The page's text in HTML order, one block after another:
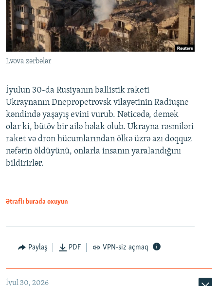
Lvova zərbələr
İyulun 30-da Rusiyanın ballistik raketi
Ukraynanın Dnepropetrovsk vilayətinin Radiuşne
kəndində yaşayış evini vurub. Nəticədə, demək
olar ki, bütöv bir ailə həlak olub. Ukrayna rəsmiləri
raket və dron hücumlarından ölkə üzrə azı doqquz
nəfərin öldüyünü, onlarla insanın yaralandığını
bildirirlər.
Ətraflı burada oxuyun
Paylaş PDF VPN-siz açmaq
İyul 30, 2026